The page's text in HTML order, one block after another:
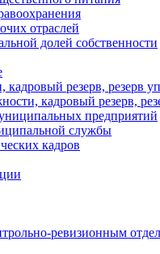
отраслей
долей собственности
резерв, резерв
кадровый резерв,
предприятий
службы
кадров
ревизионным